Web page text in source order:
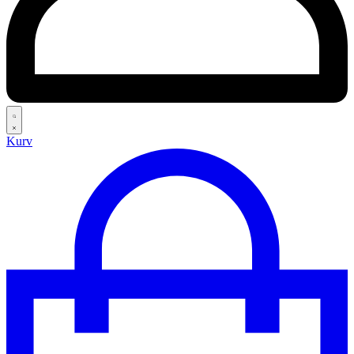
Search
open
Kurv